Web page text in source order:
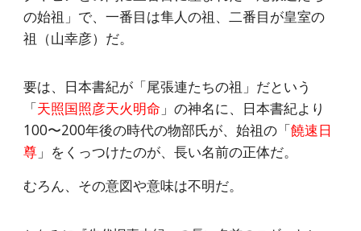
の始祖」で、一番目は隼人の祖、二番目が皇室の
祖（山幸彦）だ。
要は、日本書紀が「尾張連たちの祖」だという
「天照国照彦天火明命 」の神名に、日本書紀より
100〜200年後の時代の物部氏が、始祖の「饒速日
尊 」をくっつけたのが、長い名前の正体だ。
むろん、その意図や意味は不明だ。